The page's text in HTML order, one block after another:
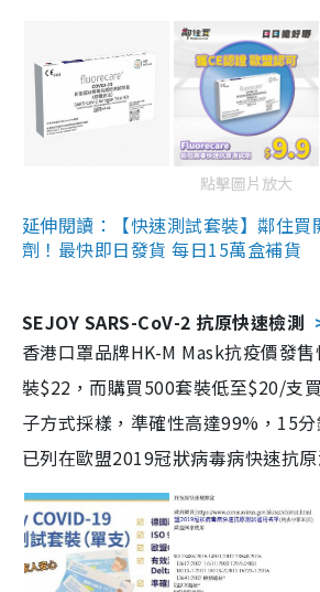
點擊圖片放大
延伸閱讀：【快速測試套裝】鄰住買
劑！最快即日發貨 每日15萬盒補貨
SEJOY SARS-CoV-2 抗原快速檢測
香港口罩品牌HK-M Mask抗疫價發
裝$22，而購買500套裝低至$20/支
子方式採樣，準確性高達99%，15
已列在歐盟2019冠狀病毒病快速抗